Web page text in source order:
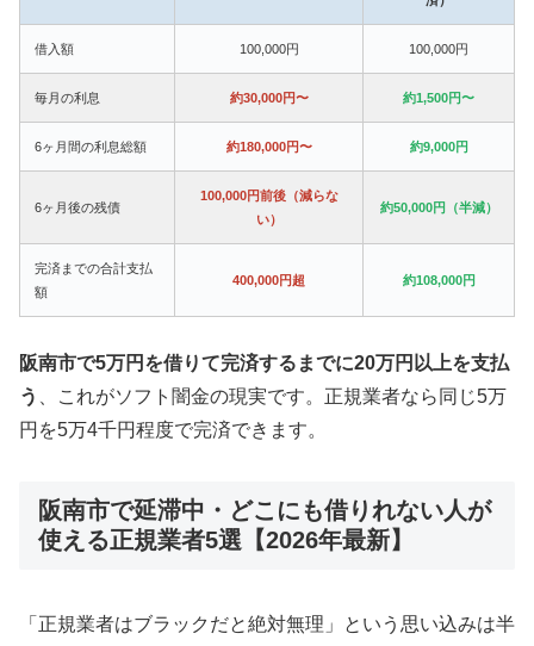
借入額 100,000円 100,000円
毎月の利息 約30,000円〜 約1,500円〜
6ヶ月間の利息総額 約180,000円〜 約9,000円
6ヶ月後の残債
100,000円前後（減らな
い）
約50,000円（半減）
完済までの合計支払
額
400,000円超 約108,000円
阪南市で5万円を借りて完済するまでに20万円以上を支払
う
、これがソフト闇金の現実です。正規業者なら同じ5万
円を5万4千円程度で完済できます。
阪南市で延滞中・どこにも借りれない人が
使える正規業者5選【2026年最新】
「正規業者はブラックだと絶対無理」という思い込みは半